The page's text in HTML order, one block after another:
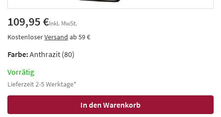
109,95 €Inkl. MwSt.
KostenloserVersand ab 59 €
Farbe:Anthrazit (80)
Vorrätig
Lieferzeit 2-5 Werktage*